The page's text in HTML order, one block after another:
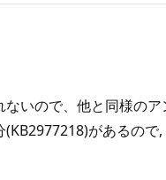
ので、他と同様のア
があるの